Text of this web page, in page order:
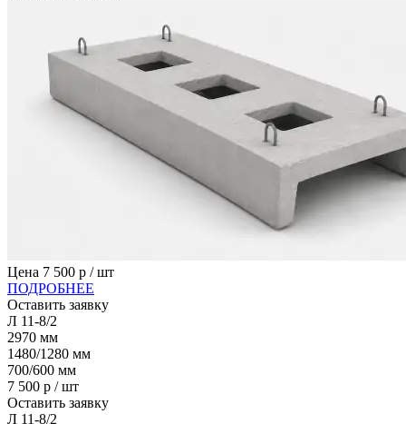
Цена 7 500 р / шт
ПОДРОБНЕЕ
Оставить заявку
Л 11-8/2
2970 мм
1480/1280 мм
700/600 мм
7 500 р / шт
Оставить заявку
Л 11-8/2